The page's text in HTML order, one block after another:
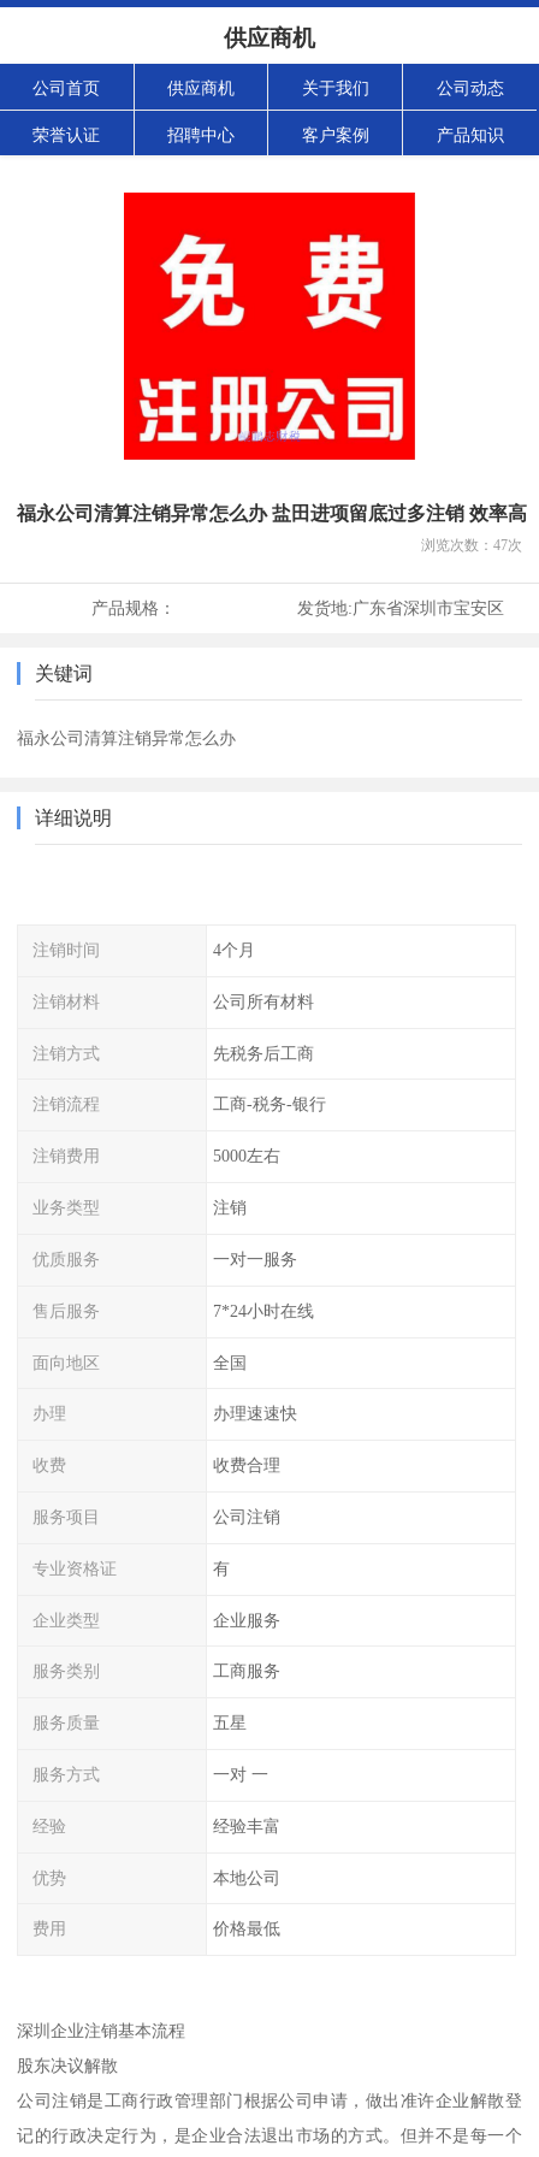
供应商机
公司首页 供应商机 关于我们 公司动态
荣誉认证 招聘中心 客户案例 产品知识
福永公司清算注销异常怎么办 盐田进项留底过多注销 效率高
浏览次数： 47次
产品规格： 发货地:广东省深圳市宝安区
关键词
福永公司清算注销异常怎么办
详细说明
注销时间 4个月
注销材料 公司所有材料
注销方式 先税务后工商
注销流程 工商-税务-银行
注销费用 5000左右
业务类型 注销
优质服务 一对一服务
售后服务 7*24小时在线
面向地区 全国
办理 办理速速快
收费 收费合理
服务项目 公司注销
专业资格证 有
企业类型 企业服务
服务类别 工商服务
服务质量 五星
服务方式 一对 一
经验 经验丰富
优势 本地公司
费用 价格最低
深圳企业注销基本流程
股东决议解散
公司注销是工商行政管理部门根据公司申请，做出准许企业解散登
记的行政决定行为，是企业合法退出市场的方式。但并不是每一个